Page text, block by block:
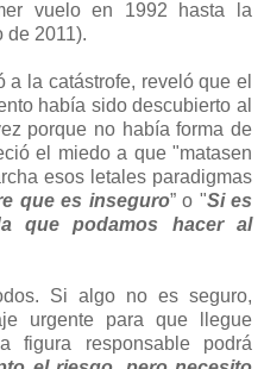
vuelo en 1992 hasta la
de 2011).
la catástrofe, reveló que el
había sido descubierto al
porque no había forma de
el miedo a que "matasen
esos letales paradigmas
que es inseguro” o "Si es
que podamos hacer al
Si algo no es seguro,
urgente para que llegue
figura responsable podrá